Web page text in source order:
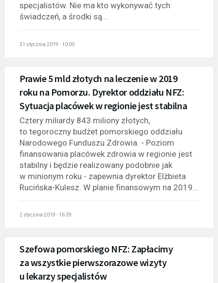
specjalistów. Nie ma kto wykonywać tych
świadczeń, a środki są...
31 stycznia 2019 - 10:00
Prawie 5 mld złotych na leczenie w 2019
roku na Pomorzu. Dyrektor oddziału NFZ:
Sytuacja placówek w regionie jest stabilna
Cztery miliardy 843 miliony złotych,
to tegoroczny budżet pomorskiego oddziału
Narodowego Funduszu Zdrowia. - Poziom
finansowania placówek zdrowia w regionie jest
stabilny i będzie realizowany podobnie jak
w minionym roku - zapewnia dyrektor Elżbieta
Rucińska-Kulesz. W planie finansowym na 2019...
2 stycznia 2019 - 16:39
Szefowa pomorskiego NFZ: Zapłacimy
za wszystkie pierwszorazowe wizyty
u lekarzy specjalistów